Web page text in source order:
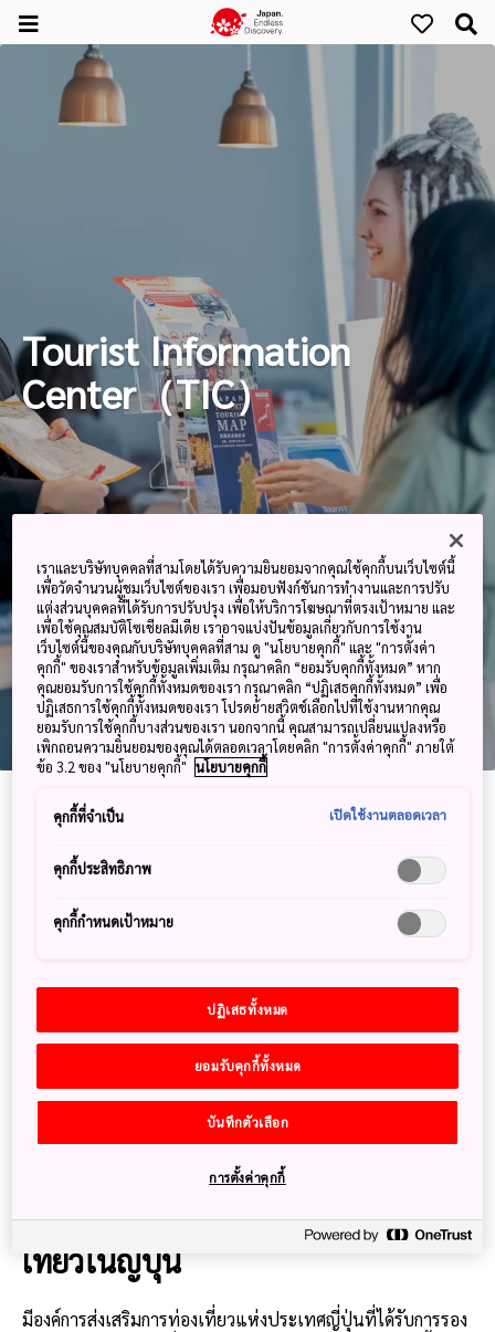
Tourist Information
Center（TIC）
ศูนย์บริการโทรศัพท์ JNTO TIC
ศูนย์ให้บริการข้อมูลการท่องเที่ยวทางโทรศัพท์ JNTO TIC ซึ่ง
ให้บริการข้อมูลการท่องเที่ยวทางโทรศัพท์สำหรับข้อมูลที่
(มารุโนะอุจิ เขตชิโยดะ โตเกียว) สิ้นสุดวันที่ 31 มีนาคม 2569
in Japan: 050-3416-0010
ทุกวันตั้งแต่ 9:00 ถึง 17:00
เยี่ยมเยือนศูนย์ข้อมูลสำหรับนักท่อง
เที่ยวในญี่ปุ่น
มีองค์การส่งเสริมการท่องเที่ยวแห่งประเทศญี่ปุ่นที่ได้รับการรอง
เราและบริษัทบุคคลที่สามโดยได้รับความยินยอมจากคุณใช้คุกกี้บนเว็บไซต์นี้
เพื่อวัดจำนวนผู้ชมเว็บไซต์ของเรา เพื่อมอบฟังก์ชันการทำงานและการปรับ
แต่งส่วนบุคคลที่ได้รับการปรับปรุง เพื่อให้บริการโฆษณาที่ตรงเป้าหมาย และ
เพื่อใช้คุณสมบัติโซเชียลมีเดีย เราอาจแบ่งปันข้อมูลเกี่ยวกับการใช้งาน
เว็บไซต์นี้ของคุณกับบริษัทบุคคลที่สาม ดู "นโยบายคุกกี้" และ "การตั้งค่า
คุกกี้" ของเราสำหรับข้อมูลเพิ่มเติม กรุณาคลิก “ยอมรับคุกกี้ทั้งหมด” หาก
คุณยอมรับการใช้คุกกี้ทั้งหมดของเรา กรุณาคลิก “ปฏิเสธคุกกี้ทั้งหมด” เพื่อ
ปฏิเสธการใช้คุกกี้ทั้งหมดของเรา โปรดย้ายสวิตช์เลือกไปที่ใช้งานหากคุณ
ยอมรับการใช้คุกกี้บางส่วนของเรา นอกจากนี้ คุณสามารถเปลี่ยนแปลงหรือ
เพิกถอนความยินยอมของคุณได้ตลอดเวลาโดยคลิก "การตั้งค่าคุกกี้" ภายใต้
ข้อ 3.2 ของ "นโยบายคุกกี้" นโยบายคุกกี้
คุกกี้ที่จำเป็น เปิดใช้งานตลอดเวลา
คุกกี้ประสิทธิภาพ
คุกกี้กำหนดเป้าหมาย
ปฏิเสธทั้งหมด
ยอมรับคุกกี้ทั้งหมด
บันทึกตัวเลือก
การตั้งค่าคุกกี้